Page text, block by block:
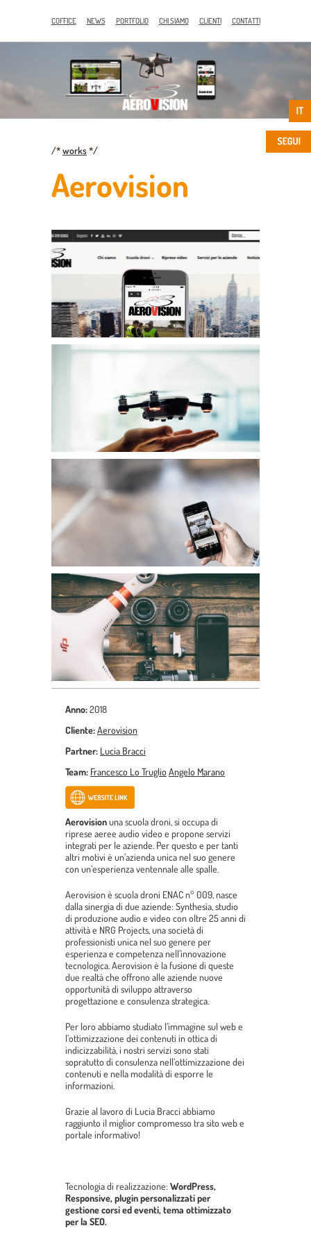
COFFICE NEWS PORTFOLIO CHI SIAMO CLIENTI CONTATTI
/*works*/
Aerovision
Anno:2018
Cliente:Aerovision
Partner: Lucia Bracci
Team: Francesco Lo Truglio Angelo Marano
Aerovisionuna scuola droni, si occupa di
riprese aeree audio video e propone servizi
integrati per le aziende. Per questo e per tanti
altri motivi è un’azienda unica nel suo genere
con un’esperienza ventennale alle spalle.
Aerovision è scuola droni ENAC n° 009, nasce
dalla sinergia di due aziende: Synthesìa, studio
di produzione audio e video con oltre 25 anni di
attività e NRG Projects, una società di
professionisti unica nel suo genere per
esperienza e competenza nell’innovazione
tecnologica. Aerovision è la fusione di queste
due realtà che offrono alle aziende nuove
opportunità di sviluppo attraverso
progettazione e consulenza strategica.
Per loro abbiamo studiato l’immagine sul web e
l’ottimizzazione dei contenuti in ottica di
indicizzabilità, i nostri servizi sono stati
sopratutto di consulenza nell’ottimizzazione dei
contenuti e nella modalità di esporre le
informazioni.
Grazie al lavoro di Lucia Bracci abbiamo
raggiunto il miglior compromesso tra sito web e
portale informativo!
Tecnologia di realizzazione: WordPress,
Responsive, plugin personalizzati per
gestione corsi ed eventi, tema ottimizzato
per la SEO.